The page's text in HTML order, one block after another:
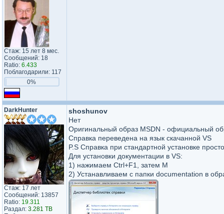
Стаж: 15 лет 8 мес.
Сообщений: 18
Ratio: 6.433
Поблагодарили: 117
0%
DarkHunter
Стаж: 17 лет
Сообщений: 13857
Ratio: 19.311
Раздал: 3.281 TB
shoshunov
Нет
Оригинальный образ MSDN - официальный
Справка переведена на язык скачанной VS
P.S Справка при стандартной установке
Для установки документации в VS:
1) нажимаем Ctrl+F1, затем M
2) Устанавливаем с папки documentation в